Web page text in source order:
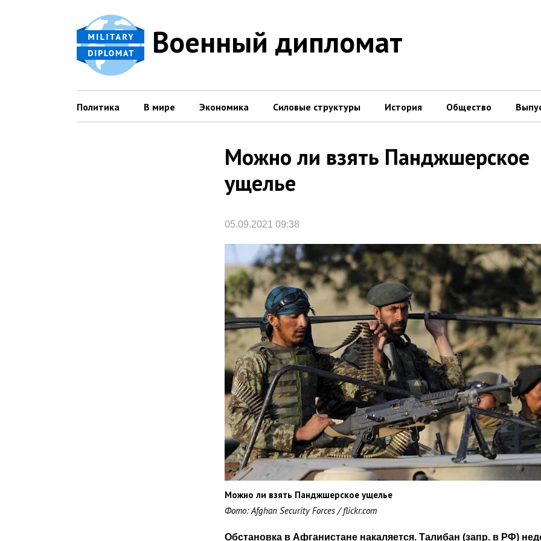
Военный дипломат
Политика В мире Экономика Силовые структуры История Общество
Можно ли взять Панджшерское
ущелье
05.09.2021 09:38
Можно ли взять Панджшерское ущелье
Фото: Afghan Security Forces / flickr.com
Обстановка в Афганистане накаляется. Талибан (запр. в РФ)